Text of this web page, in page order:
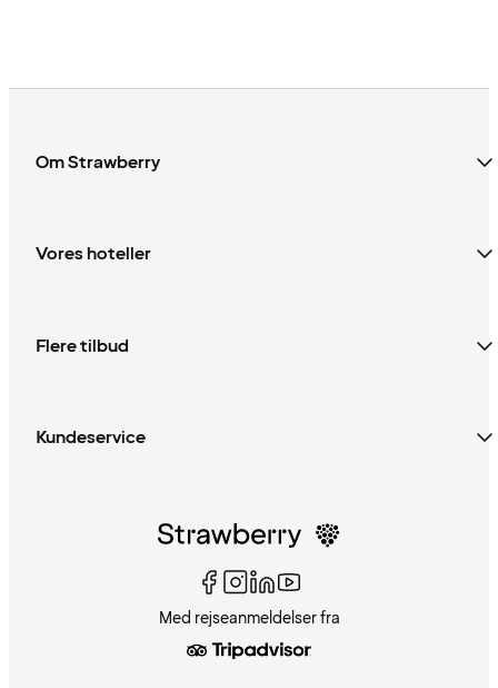
Om Strawberry
Vores hoteller
Flere tilbud
Kundeservice
Med rejseanmeldelser fra